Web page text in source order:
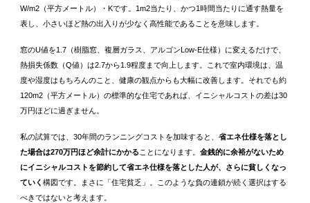
W/m2（平方メートル）・Kです。1m2当たり、かつ1時間当たりに通す熱量を
表し、小さいほど熱の出入りが少なく高性能であることを意味します。
窓のU値を1.7（樹脂窓、複層ガラス、アルゴンLow-E仕様）に変えるだけで、
熱損失係数（Q値）は2.7から1.9程度まで向上します。これで室内環境は、温
度や湿度はもちろんのこと、健康の観点からも大幅に改善します。それでも約
120m2（平方メートル）の標準的な住宅であれば、イニシャルコストの差は30
万円ほどに過ぎません。
私の試算では、30年間のランニングコストを加味すると、 省エネ仕様を落とし
た場合は270万円ほど余計にかかる ことになります。 金銭的に余裕がないため
にイニシャルコストを節約して省エネ仕様を落とした人が、さらに貧しくなっ
ていく 構図です。まさに「住宅貧乏」。このような負の連鎖が続く選択はする
べきではないと考えます。